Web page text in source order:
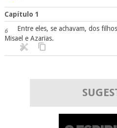
Capítulo 1
6
Entre eles, se achavam, dos
Misael e Azarias.